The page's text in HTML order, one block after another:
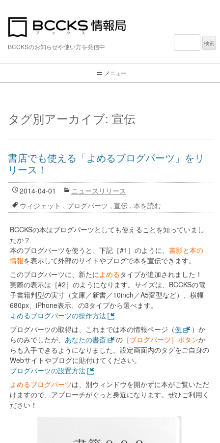
BCCKSのお知らせや使い方を発信中
検
メニュー
タグ別アーカイブ: 宣伝
書店でも使える「よめるブログパーツ」をリ
リース！
2014-04-01
ニュースリリース
ウィジェット , ブログパーツ , 宣伝 , 本を読む
BCCKSの本はブログパーツとしても使えることを知っていまし
たか？
本のブログパーツを使うと、下記［#1］のように、書影と本の
情報を表示して外部のサイトやブログで本を宣伝できます。
このブログパーツに、新たによめるタイプが追加されました！
実際の表示は［#2］のようになります。サイズは、BCCKSの電
子書籍判型の実寸（文庫／新書／10inch／A5変型など）、横幅
680px、iPhone表示、の3タイプから選べます。
よめるブログパーツの操作方法
ブログパーツの取得は、これまでは本の情報ページ（例
）か
らのみでしたが、あなたの書斎 の ［ブログパーツ］ボタンか
らも入手できるようになりました。設定画面内のタグをご自身の
Webサイトやブログに貼付けてください。
ブログパーツの設置方法
よめるブログパーツは、別ウィンドウを開かずに本がご覧いただ
けますので、アプローチがぐっと身近になります。ぜひご利用く
ださい！